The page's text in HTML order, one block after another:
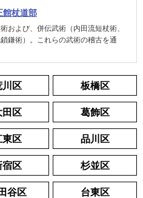
杖道部
および、併伝武術（内田流短杖術、
鎌術）。これらの武術の稽古を通
区
板橋区
田区
葛飾区
区
品川区
区
杉並区
谷区 台東区